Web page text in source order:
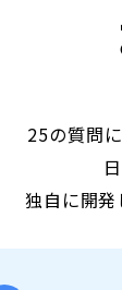
25の質問
独自に開発